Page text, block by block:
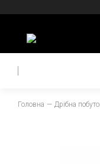
Головна Дрібна